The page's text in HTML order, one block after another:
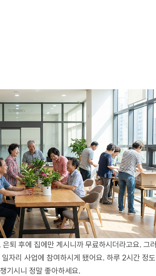
퇴 후에 집에만 계시니까 무료하시더라고요. 그러
자리 사업에 참여하시게 됐어요. 하루 2시간 정도
기시니 정말 좋아하세요.